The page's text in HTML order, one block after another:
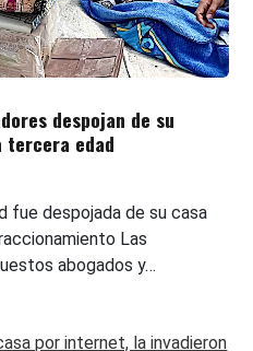
despojan de su
tercera edad
fue despojada de su casa
Las
abogados y…